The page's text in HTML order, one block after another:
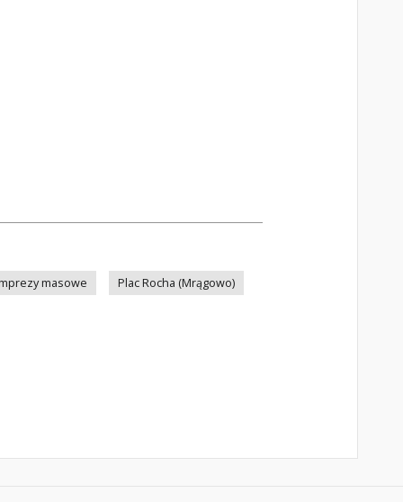
masowe
Plac Rocha (Mrągowo)